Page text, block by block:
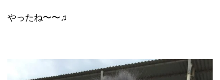
やったね〜〜♫